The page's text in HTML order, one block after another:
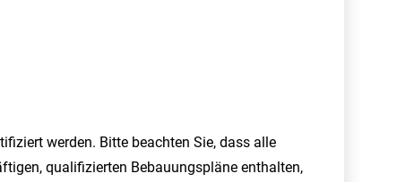
werden. Bitte beachten Sie, dass alle
qualifizierten Bebauungspläne enthalten,